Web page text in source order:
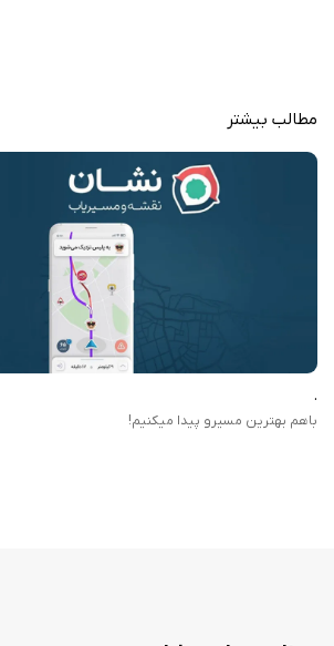
سخنگوی فارسی
شده این مسیریاب یکی از بهترین مسیریاب‌های برای
یکی دیگر از ویژ‌گی‌های خوب این برنامه پلاک
مطالب بیشتر
.
باهم بهترین مسیرو پیدا میکنیم!